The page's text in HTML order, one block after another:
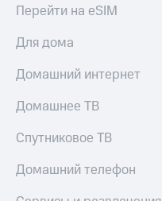
Перейти на eSIM
Для дома
Домашний интернет
Домашнее ТВ
Спутниковое ТВ
Домашний телефон